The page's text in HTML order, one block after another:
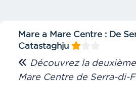
Mare a Mare Centre : De
Catastaghju
Découvrez la
Mare Centre de Serra-di-